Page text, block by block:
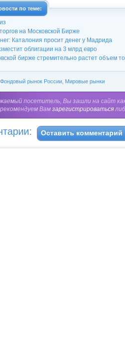
по теме:
на Московской Бирже
Каталония просит денег у Мадрида
облигации на 3 млрд евро
бирже стремительно растет объем
Фондовый рынок России Мировые рынки
посетитель, Вы зашли на сайт
Вам зарегистрироваться
Оставить комментарий